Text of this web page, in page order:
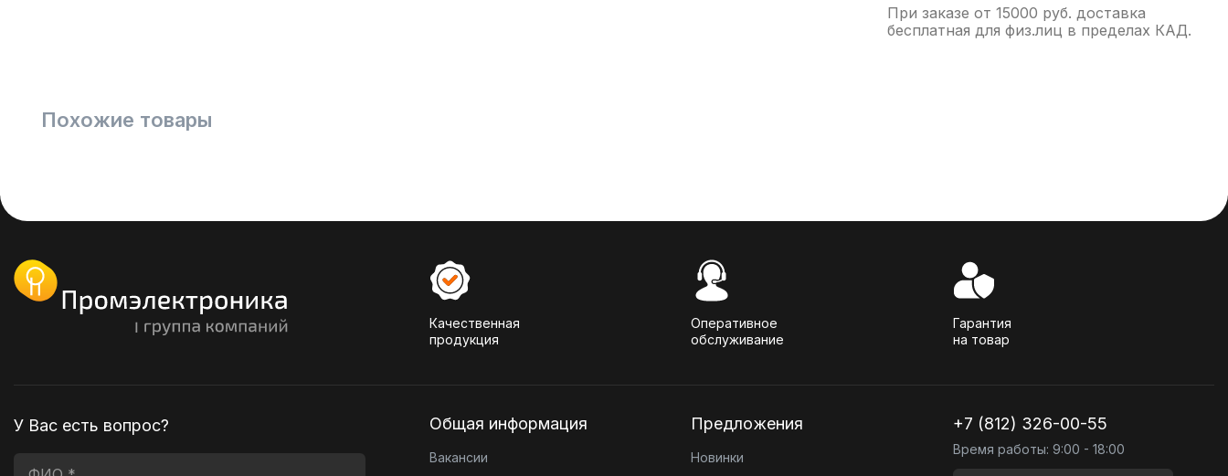
При заказе от 15000 руб. доставка
бесплатная для физ.лиц в пределах КАД.
Похожие товары
Качественная
продукция
Оперативное
обслуживание
Гарантия
на товар
У Вас есть вопрос? Общая информация
Вакансии
Предложения
Новинки
+7 (812) 326-00-55
Время работы: 9:00 - 18:00